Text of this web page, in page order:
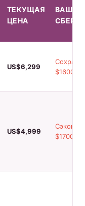
ТЕКУЩАЯ
ЦЕНА
ВАШИ
US$6,299
$1600!
US$4,999
$1700!